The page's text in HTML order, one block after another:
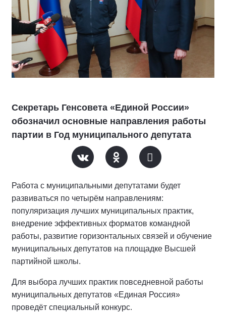
Секретарь Генсовета «Единой России»
обозначил основные направления работы
партии в Год муниципального депутата
Работа с муниципальными депутатами будет
развиваться по четырём направлениям:
популяризация лучших муниципальных практик,
внедрение эффективных форматов командной
работы, развитие горизонтальных связей и обучение
муниципальных депутатов на площадке Высшей
партийной школы.
Для выбора лучших практик повседневной работы
муниципальных депутатов «Единая Россия»
проведёт специальный конкурс.